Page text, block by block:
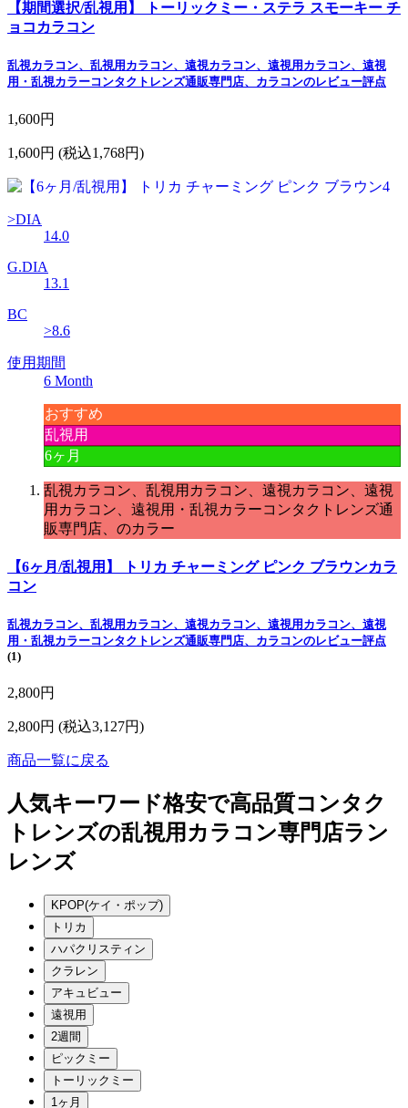
【期間選択/乱視用】 トーリックミー・ステラ スモーキー チ
ョコカラコン
乱視カラコン、乱視用カラコン、遠視カラコン、遠視用カラコン、遠視
用・乱視カラーコンタクトレンズ通販専門店、カラコンのレビュー評点
1,600円
1,600円 (税込1,768円)
>DIA
14.0
G.DIA
13.1
BC
>8.6
使用期間
6 Month
おすすめ
乱視用
6ヶ月
乱視カラコン、乱視用カラコン、遠視カラコン、遠視
用カラコン、遠視用・乱視カラーコンタクトレンズ通
販専門店、のカラー
【6ヶ月/乱視用】 トリカ チャーミング ピンク ブラウンカラ
コン
乱視カラコン、乱視用カラコン、遠視カラコン、遠視用カラコン、遠視
用・乱視カラーコンタクトレンズ通販専門店、カラコンのレビュー評点
(1)
2,800円
2,800円 (税込3,127円)
商品一覧に戻る
人気キーワード格安で高品質コンタク
トレンズの乱視用カラコン専門店ラン
レンズ